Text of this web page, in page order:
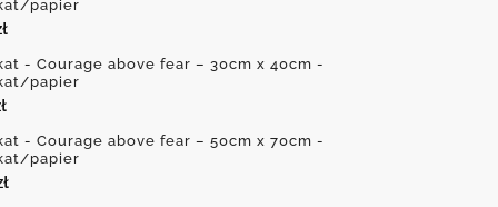
papier
- Courage above fear – 30cm x 40cm -
papier
- Courage above fear – 50cm x 70cm -
papier